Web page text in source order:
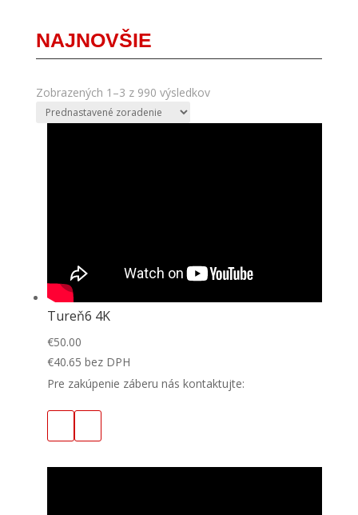
NAJNOVŠIE
Zobrazených 1–3 z 990 výsledkov
Tureň6 4K
€50.00
€40.65 bez DPH
Pre zakúpenie záberu nás kontaktujte: